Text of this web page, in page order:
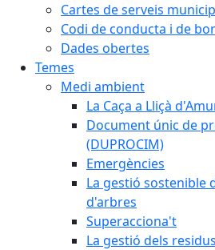
Cartes de serveis
Codi de conducta i de
Dades obertes
Temes
Medi ambient
La Caça a Lliçà
Document únic de
(DUPROCIM)
Emergències
La gestió sostenible
d'arbres
Superacciona't
La gestió dels residus